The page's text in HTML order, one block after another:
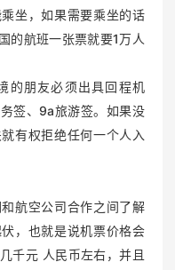
坐，如果需要乘坐的话
的航班一张票就要1万人
的朋友必须出具回程机
签、9a旅游签。如果没
有权拒绝任何一个人入
航空公司合作之间了解
，也就是说机票价格会
千元 人民币左右，并且